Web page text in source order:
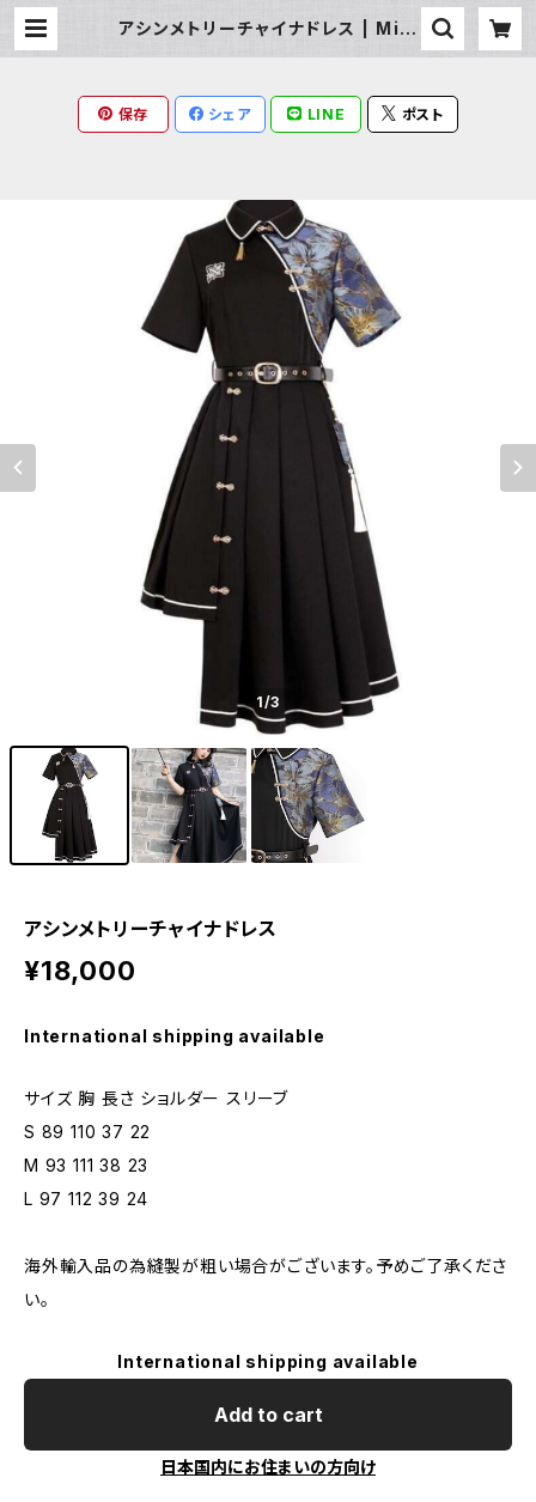
アシンメトリーチャイナドレス | Milk
保存 シェア LINE ポスト
1/3
アシンメトリーチャイナドレス
¥18,000
International shipping available
サイズ 胸 長さ ショルダー スリーブ
S 89 110 37 22
M 93 111 38 23
L 97 112 39 24
海外輸入品の為縫製が粗い場合がございます。予めご了承くださ
い。
International shipping available
Add to cart
日本国内にお住まいの方向け